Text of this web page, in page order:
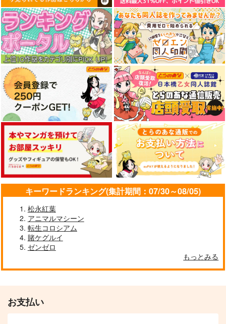
キーワードランキング(集計期間：07/30～08/05)
松永紅葉
アニマルマシーン
転生コロシアム
賭ケグルイ
ゼンゼロ
もっとみる
お支払い